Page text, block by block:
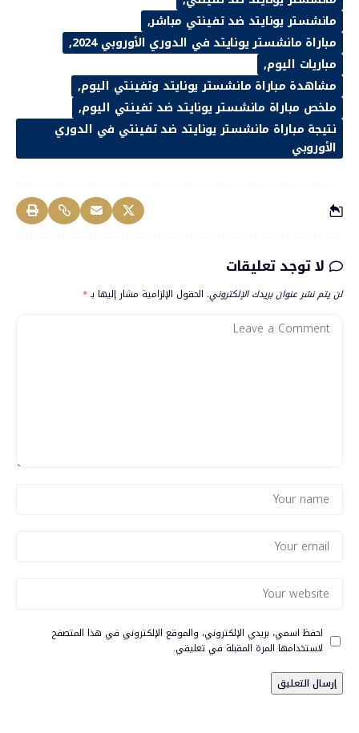
مانشستر يونايتد ضد تفينتي مباشر
مباراة مانشستر يونايتد في الدوري الأوروبي 2024
مباريات اليوم
مشاهدة مباراة مانشستر يونايتد وتفينتي اليوم
ملخص مباراة مانشستر يونايتد ضد تفينتي اليوم
نتيجة مباراة مانشستر يونايتد ضد تفينتي في الدوري
الأوروبي
لا توجد تعليقات
لن يتم نشر عنوان بريدك الإلكتروني. الحقول الإلزامية مشار إليها بـ*
احفظ اسمي، بريدي الإلكتروني، والموقع الإلكتروني في هذا المتصفح
لاستخدامها المرة المقبلة في تعليقي.